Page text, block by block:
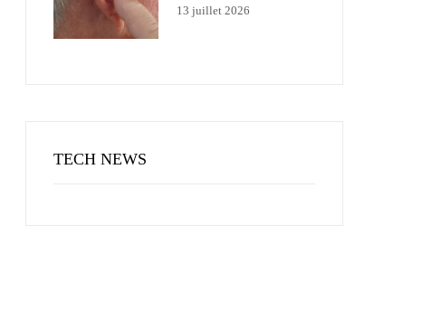
13 juillet 2026
TECH NEWS